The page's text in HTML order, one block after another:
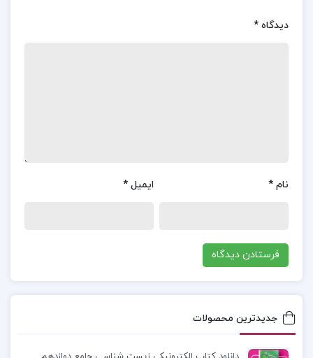
هایم به آزمون کشیدی. فکر کنم امتحانت را قبول
گرفته ای، پس من ازت می خواهم که بیایی پایین و
شک مرا برطرف کنی! هیچ کس وضعیت اش را عوض
نمی کرد. ما همین بودیم، طور دیگری هم نمی
خواستیم باشیم. همه مان از خانواده های افسرده ای
آمده بودیم و اغلبمان هم سوءهاضمه داشتیم، و با
دیدگاه *
نام * ایمیل *
جدیدترین محصولات